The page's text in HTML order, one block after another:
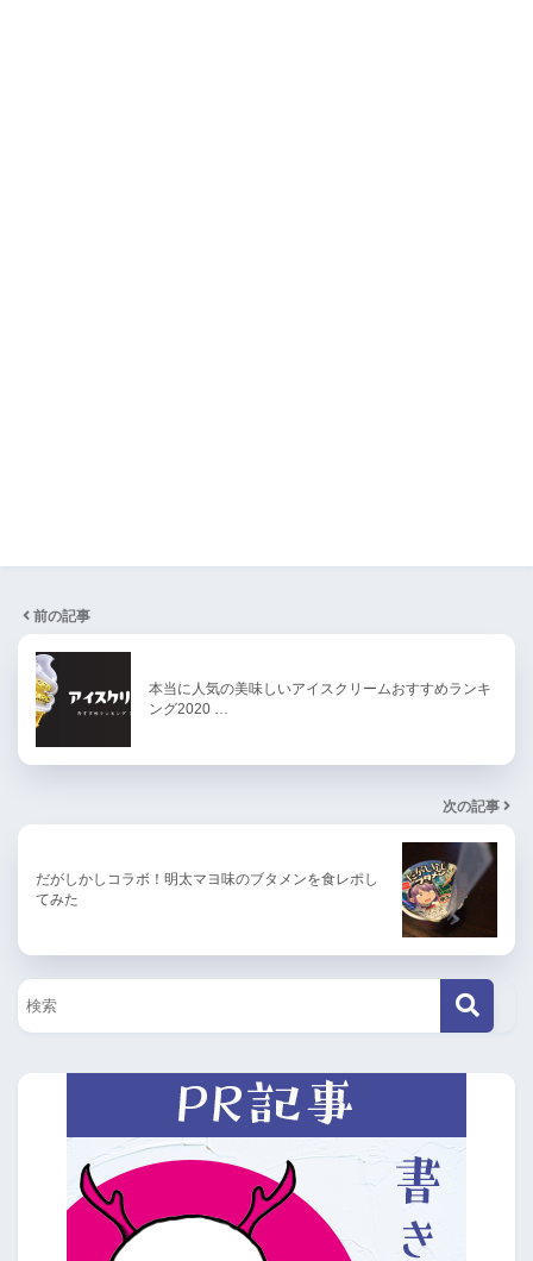
前の記事
本当に人気の美味しいアイスクリームおすすめランキ
ング2020 …
次の記事
だがしかしコラボ！明太マヨ味のブタメンを食レポし
てみた